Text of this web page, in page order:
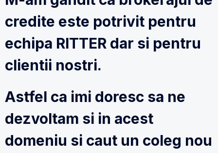
credite este potrivit pentru
echipa RITTER dar si pentru
clientii nostri.
Astfel ca imi doresc sa ne
dezvoltam si in acest
domeniu si caut un coleg nou